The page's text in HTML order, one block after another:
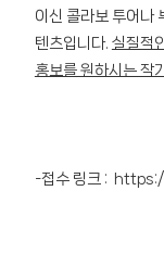
이신 콜라보 투어나
텐츠입니다. 실질적
홍보를 원하시는 작
-접수 링크 :